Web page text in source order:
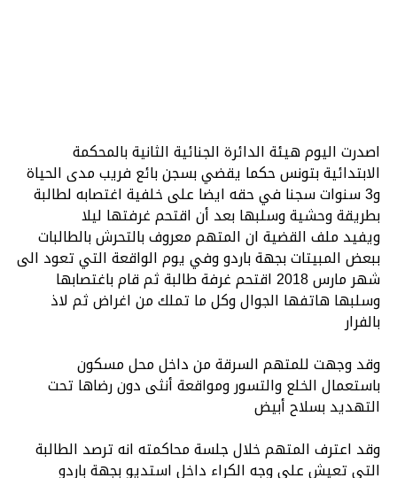
اصدرت اليوم هيئة الدائرة الجنائية الثانية بالمحكمة
الابتدائية بتونس حكما يقضي بسجن بائع فريب مدى الحياة
و3 سنوات سجنا في حقه ايضا على خلفية اغتصابه لطالبة
بطريقة وحشية وسلبها بعد أن اقتحم غرفتها ليلا
ويفيد ملف القضية ان المتهم معروف بالتحرش بالطالبات
ببعض المبيتات بجهة باردو وفي يوم الواقعة التي تعود الى
شهر مارس 2018 اقتحم غرفة طالبة ثم قام باغتصابها
وسلبها هاتفها الجوال وكل ما تملك من اغراض ثم لاذ
بالفرار
وقد وجهت للمتهم السرقة من داخل محل مسكون
باستعمال الخلع والتسور ومواقعة أنثى دون رضاها تحت
التهديد بسلاح أبيض
وقد اعترف المتهم خلال جلسة محاكمته انه ترصد الطالبة
التي تعيش على وجه الكراء داخل استديو بجهة باردو